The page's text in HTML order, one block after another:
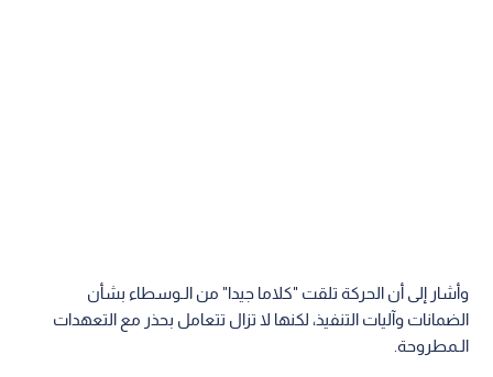
وأشار إلى أن الحركة تلقت "كلاما جيدا" من الـوسطاء بشأن
الضمانات وآليات التنفيذ، لكنها لا تزال تتعامل بحذر مع التعهدات
الـمطروحة.